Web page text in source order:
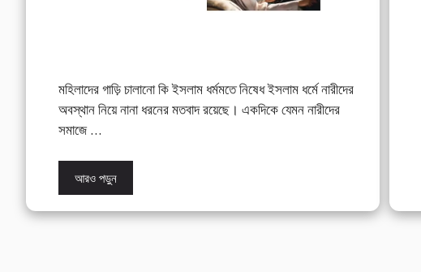
মহিলাদের গাড়ি চালানো কি ইসলাম ধর্মমতে নিষেধ ইসলাম ধর্মে নারীদের
অবস্থান নিয়ে নানা ধরনের মতবাদ রয়েছে। একদিকে যেমন নারীদের
সমাজে …
আরও পড়ুন